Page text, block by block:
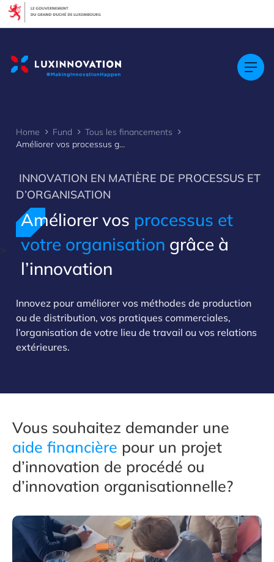
>
Home Fund
Tous les financements
Améliorer vos processus grâce à l’innovation
INNOVATION EN MATIÈRE DE PROCESSUS ET
D’ORGANISATION
Améliorer vos processus et
votre organisation grâce à
l’innovation
Innovez pour améliorer vos méthodes de production
ou de distribution, vos pratiques commerciales,
l’organisation de votre lieu de travail ou vos relations
extérieures.
Vous souhaitez demander une
aide financière pour un projet
d’innovation de procédé ou
d’innovation organisationnelle?
Cookies management panel